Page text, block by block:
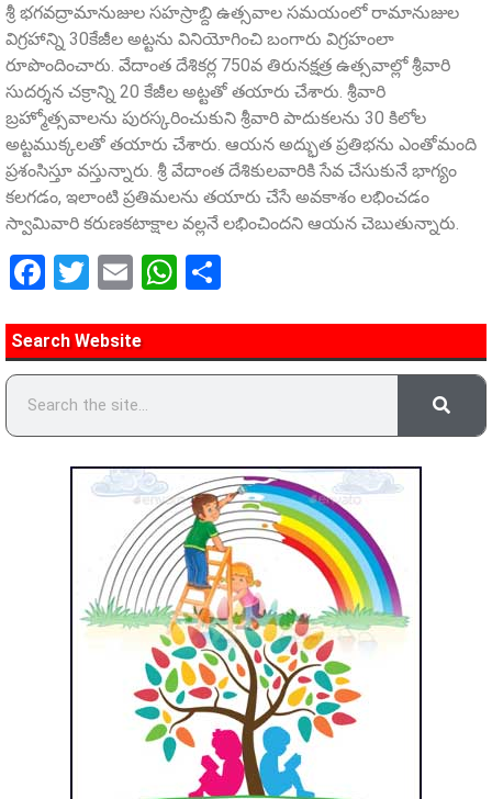
శ్రీ భగవద్రామానుజుల సహస్రాబ్ది ఉత్సవాల సమయంలో రామానుజుల
విగ్రహాన్ని 30కేజీల అట్టను వినియోగించి బంగారు విగ్రహంలా
రూపొందించారు. వేదాంత దేశికర్ల 750వ తిరునక్షత్ర ఉత్సవాల్లో శ్రీవారి
సుదర్శన చక్రాన్ని 20 కేజీల అట్టతో తయారు చేశారు. శ్రీవారి
బ్రహ్మోత్సవాలను పురస్కరించుకుని శ్రీవారి పాదుకలను 30 కిలోల
అట్టముక్కలతో తయారు చేశారు. ఆయన అద్భుత ప్రతిభను ఎంతోమంది
ప్రశంసిస్తూ వస్తున్నారు. శ్రీ వేదాంత దేశికులవారికి సేవ చేసుకునే భాగ్యం
కలగడం, ఇలాంటి ప్రతిమలను తయారు చేసే అవకాశం లభించడం
స్వామివారి కరుణకటాక్షాల వల్లనే లభించిందని ఆయన చెబుతున్నారు.
Facebook
Twitter
EmailWhatsApp
Search Website